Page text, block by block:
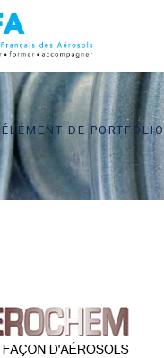
ÉLÉMENT DE PORTFOLIO